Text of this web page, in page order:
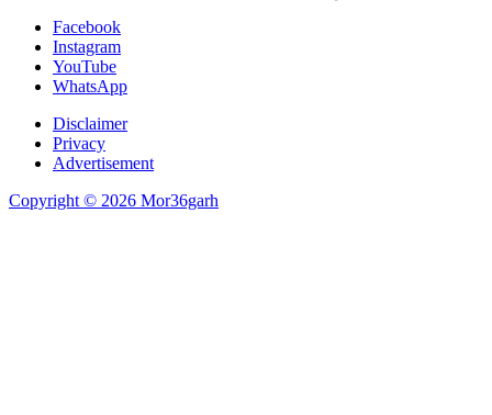
Facebook
Instagram
YouTube
WhatsApp
Disclaimer
Privacy
Advertisement
Copyright © 2026 Mor36garh